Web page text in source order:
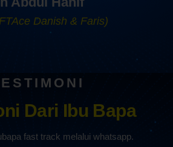
Danish & Faris)
Dari Ibu Bapa
fast track melalui whatsapp.